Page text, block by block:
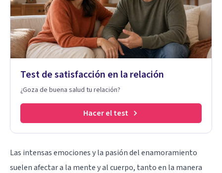
Test de satisfacción en la relación
¿Goza de buena salud tu relación?
Hacer el test
Las intensas emociones y la pasión del enamoramiento
suelen afectar a la mente y al cuerpo, tanto en la manera